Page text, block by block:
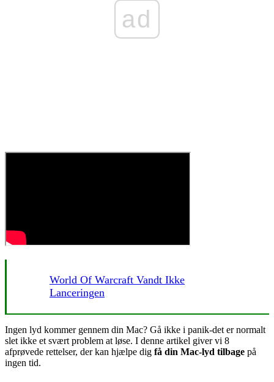
ad
World Of Warcraft Vandt Ikke
Lanceringen
Ingen lyd kommer gennem din Mac? Gå ikke i panik-det er normalt
slet ikke et svært problem at løse. I denne artikel giver vi 8
afprøvede rettelser, der kan hjælpe dig få din Mac-lyd tilbage på
ingen tid.